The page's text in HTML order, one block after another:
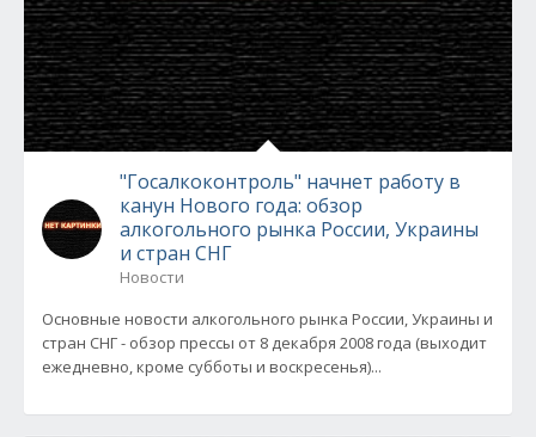
"Госалкоконтроль" начнет работу в
канун Нового года: обзор
алкогольного рынка России, Украины
и стран СНГ
Новости
Основные новости алкогольного рынка России, Украины и
стран СНГ - обзор прессы от 8 декабря 2008 года (выходит
ежедневно, кроме субботы и воскресенья)...